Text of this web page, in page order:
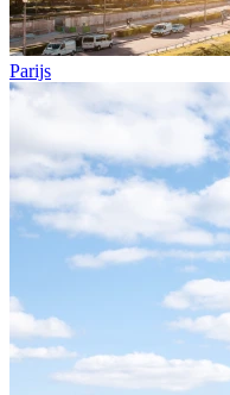
Parijs